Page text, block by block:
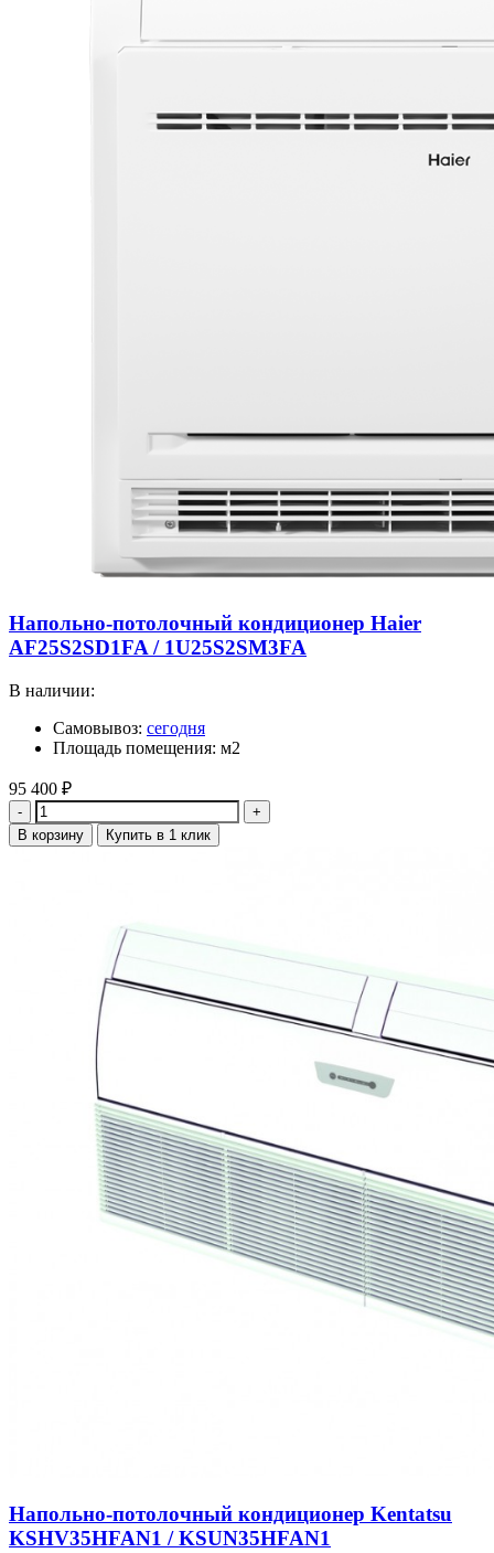
Напольно-потолочный кондиционер Haier
AF25S2SD1FA / 1U25S2SM3FA
В наличии:
Самовывоз: сегодня
Площадь помещения: м2
95 400 ₽
Количество
В корзину Купить в 1 клик
Напольно-потолочный кондиционер Kentatsu
KSHV35HFAN1 / KSUN35HFAN1